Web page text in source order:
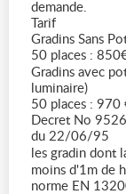
demande.
Tarif
Gradins Sans
50 places :
Gradins avec
luminaire)
50 places : 970
Decret No
du 22/06/95
les gradin dont
moins d'1m de
norme EN